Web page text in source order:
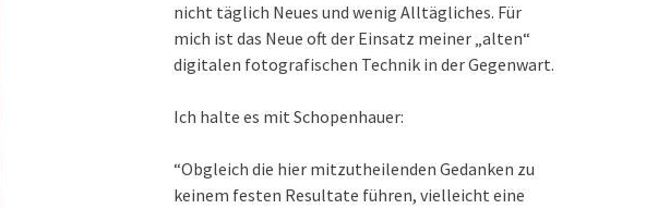
nicht täglich Neues und wenig Alltägliches. Für
mich ist das Neue oft der Einsatz meiner „alten“
digitalen fotografischen Technik in der Gegenwart.
Ich halte es mit Schopenhauer:
“Obgleich die hier mitzutheilenden Gedanken zu
keinem festen Resultate führen, vielleicht eine